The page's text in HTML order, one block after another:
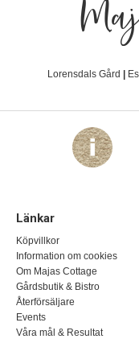
Lorensdals Gård
Länkar
Köpvillkor
Information om cookies
Om Majas Cottage
Gårdsbutik & Bistro
Återförsäljare
Events
Våra mål & Resultat